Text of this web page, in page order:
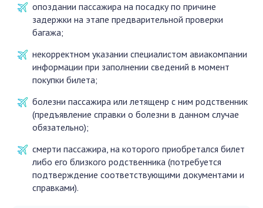
опоздании пассажира на посадку по причине
задержки на этапе предварительной проверки
багажа;
некорректном указании специалистом авиакомпании
информации при заполнении сведений в момент
покупки билета;
болезни пассажира или летященр с ним родственник
(предъявление справки о болезни в данном случае
обязательно);
смерти пассажира, на которого приобретался билет
либо его близкого родственника (потребуется
подтверждение соответствующими документами и
справками).